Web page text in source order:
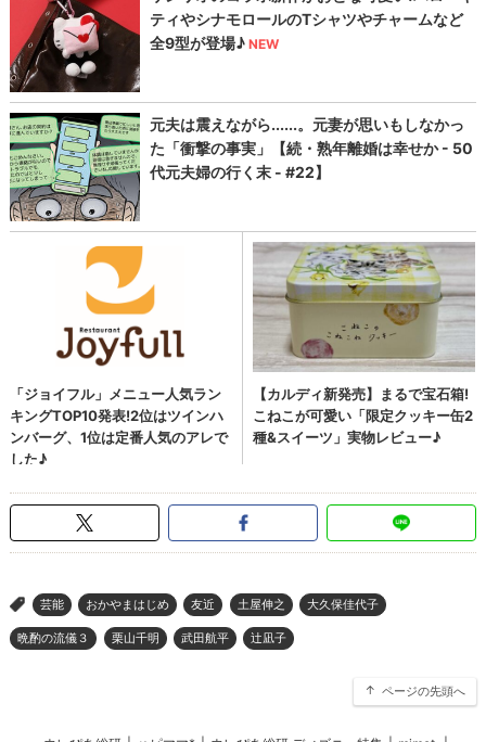
> 芸能 おかやまはじめ 友近 土屋伸之 大久保佳代子
晩酌の流儀３ 栗山千明 武田航平 辻凪子
ページの先頭へ